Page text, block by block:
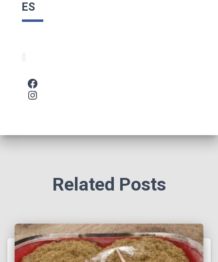
ES
Related Posts